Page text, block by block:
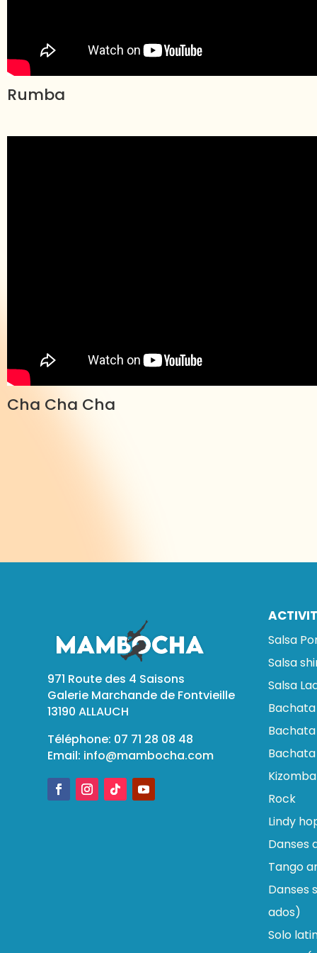
Rumba
Cha Cha Cha
971 Route des 4 Saisons
Galerie Marchande de Fontvieille
13190 ALLAUCH
Téléphone: 07 71 28 08 48
Email: info@mambocha.com
Salsa
Salsa
Salsa
Bachata
Kizomba
Rock
Lindy
Danses
Tango
Danses
ados)
Solo